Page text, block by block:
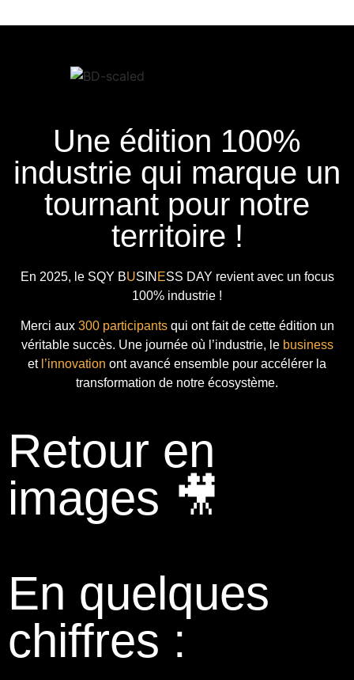
Une édition 100%
industrie qui marque un
tournant pour notre
territoire !
En 2025, le SQY BUSIN ESS DAY revient avec un focus
100% industrie !
Merci aux 300 participantsqui ont fait de cette édition un
véritable succès. Une journée où l’industrie, le business
et l’innovation ont avancé ensemble pour accélérer la
transformation de notre écosystème.
Retour en
images 🎥
En quelques
chiffres :